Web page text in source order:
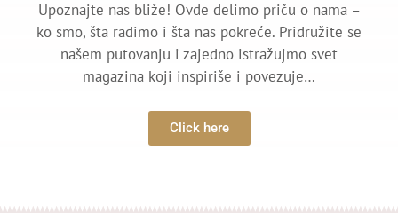
Upoznajte nas bliže! Ovde delimo priču o nama –
ko smo, šta radimo i šta nas pokreće. Pridružite se
našem putovanju i zajedno istražujmo svet
magazina koji inspiriše i povezuje…
Click here